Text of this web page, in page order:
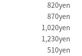
820yen
870yen
1,020yen
1,230yen
510yen